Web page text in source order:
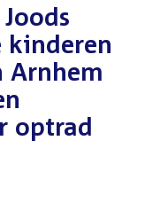
kinderen
Arnhem
optrad